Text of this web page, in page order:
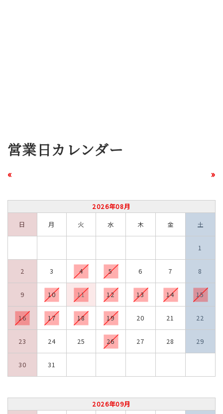
営業日カレンダー
« »
2026年08月
日
月 火 水 木 金 土
1
2 3 4 5 6 7 8
9 10 11 12 13 14 15
16 17 18 19 20 21 22
23 24 25 26 27 28 29
30 31
2026年09月